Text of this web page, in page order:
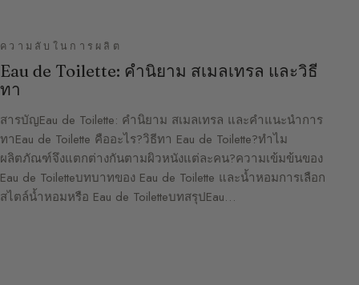
ความลับในการผลิต
Eau de Toilette: คำนิยาม สเมลเทรล และวิธี
ทา
สารบัญEau de Toilette: คำนิยาม สเมลเทรล และคำแนะนำการ
ทาEau de Toilette คืออะไร?วิธีทา Eau de Toilette?ทำไม
ผลิตภัณฑ์จึงแตกต่างกันตามผิวหนังแต่ละคน?ความเข้มข้นของ
Eau de Toiletteบทบาทของ Eau de Toilette และน้ำหอมการเลือก
สไตล์น้ำหอมหรือ Eau de ToiletteบทสรุปEau…